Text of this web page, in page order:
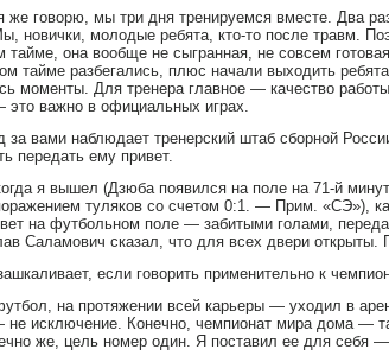
говорю, мы три дня тренируемся вместе. Два
новички, молодые ребята, кто-то после травм.
тайме, она вообще не сыгранная, не совсем
тайме разбегались, плюс начали выходить
моменты. Для тренера главное — качество
это важно в официальных играх.
вами наблюдает тренерский штаб сборной
передать ему привет.
я вышел (Дзюба появился на поле на 71-й
туляков со счетом 0:1. — Прим. «СЭ»),
на футбольном поле — забитыми голами,
Саламович сказал, что для всех двери открыты.
если говорить применительно к
на протяжении всей карьеры — уходил в
исключение. Конечно, чемпионат мира дома —
же, цель номер один. Я поставил ее для себя